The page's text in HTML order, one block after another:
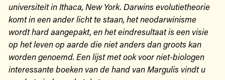
universiteit in Ithaca, New York. Darwins evolutietheorie
komt in een ander licht te staan, het neodarwinisme
wordt hard aangepakt, en het eindresultaat is een visie
op het leven op aarde die niet anders dan groots kan
worden genoemd. Een lijst met ook voor niet-biologen
interessante boeken van de hand van Margulis vindt u